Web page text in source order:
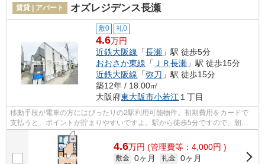
賃貸 | アパート オズレジデンス長瀬
敷0 礼0
4.6万円
近鉄大阪線 「長瀬 」駅 徒歩5分
おおさか東線 「 ＪＲ長瀬 」駅 徒歩15分
近鉄大阪線 「弥刀 」駅 徒歩15分
築12年 / 18.00㎡
大阪府東大阪市小若江 １丁目
移動手段が電車の方にはぴったりの2駅利用可能物件。初期費用をカードで
支払うと、ポイントが貯まりやすいですよ。駅から徒歩5分ですので、朝食
をゆっくり食べる時間が作れます。こち...
4.6万円 (管理費等：4,000円 )
敷金 0ヶ月 礼金 0ヶ月